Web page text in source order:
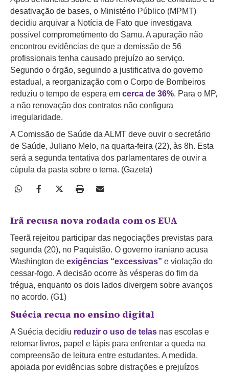
desativação de bases, o Ministério Público (MPMT)
decidiu arquivar a Notícia de Fato que investigava
possível comprometimento do Samu. A apuração não
encontrou evidências de que a demissão de 56
profissionais tenha causado prejuízo ao serviço.
Segundo o órgão, seguindo a justificativa do governo
estadual, a reorganização com o Corpo de Bombeiros
reduziu o tempo de espera em cerca de 36%. Para o MP,
a não renovação dos contratos não configura
irregularidade.
A Comissão de Saúde da ALMT deve ouvir o secretário
de Saúde, Juliano Melo, na quarta-feira (22), às 8h. Esta
será a segunda tentativa dos parlamentares de ouvir a
cúpula da pasta sobre o tema. (Gazeta)
Irã recusa nova rodada com os EUA
Teerã rejeitou participar das negociações previstas para
segunda (20), no Paquistão. O governo iraniano acusa
Washington de exigências “excessivas” e violação do
cessar-fogo. A decisão ocorre às vésperas do fim da
trégua, enquanto os dois lados divergem sobre avanços
no acordo. (G1)
Suécia recua no ensino digital
A Suécia decidiu reduzir o uso de telas nas escolas e
retomar livros, papel e lápis para enfrentar a queda na
compreensão de leitura entre estudantes. A medida,
apoiada por evidências sobre distrações e prejuízos